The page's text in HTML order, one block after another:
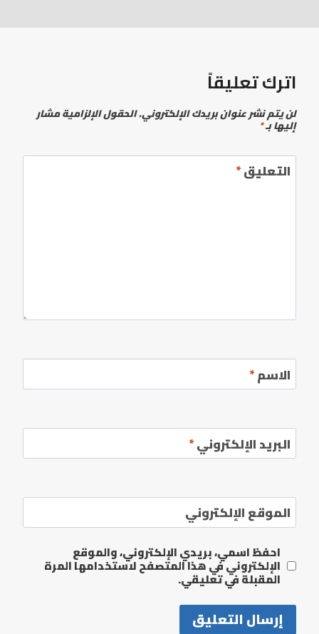
اترك تعليقاً
لن يتم نشر عنوان بريدك الإلكتروني.الحقول الإلزامية مشار
إليها بـ*
التعليق*
الاسم*
البريد الإلكتروني*
الموقع الإلكتروني
احفظ اسمي، بريدي الإلكتروني، والموقع
الإلكتروني في هذا المتصفح لاستخدامها المرة
المقبلة في تعليقي.